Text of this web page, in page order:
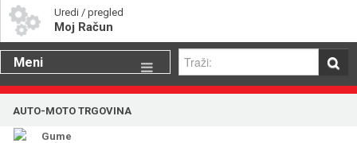
Uredi / pregled
Moj Račun
Meni
Gume
AUTO-MOTO TRGOVINA
Gume